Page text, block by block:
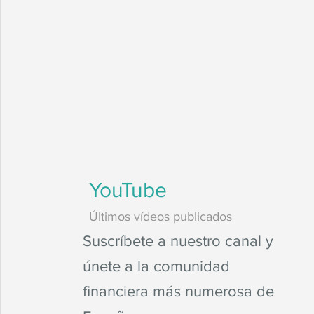
YouTube
Últimos vídeos publicados
Suscríbete a nuestro canal y
únete a la comunidad
financiera más numerosa de